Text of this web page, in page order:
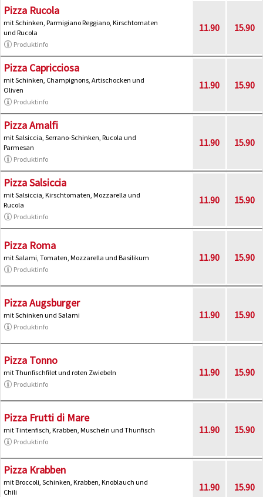
Pizza Rucola
mit Schinken, Parmigiano Reggiano, Kirschtomaten
und Rucola
Produktinfo
11.90 15.90
Pizza Capricciosa
mit Schinken, Champignons, Artischocken und
Oliven
Produktinfo
11.90 15.90
Pizza Amalfi
mit Salsiccia, Serrano-Schinken, Rucola und
Parmesan
Produktinfo
11.90 15.90
Pizza Salsiccia
mit Salsiccia, Kirschtomaten, Mozzarella und
Rucola
Produktinfo
11.90 15.90
Pizza Roma
mit Salami, Tomaten, Mozzarella und Basilikum
Produktinfo
11.90 15.90
Pizza Augsburger
mit Schinken und Salami
Produktinfo
11.90 15.90
Pizza Tonno
mit Thunfischfilet und roten Zwiebeln
Produktinfo
11.90 15.90
Pizza Frutti di Mare
mit Tintenfisch, Krabben, Muscheln und Thunfisch
Produktinfo
11.90 15.90
Pizza Krabben
mit Broccoli, Schinken, Krabben, Knoblauch und
Chili
11.90 15.90